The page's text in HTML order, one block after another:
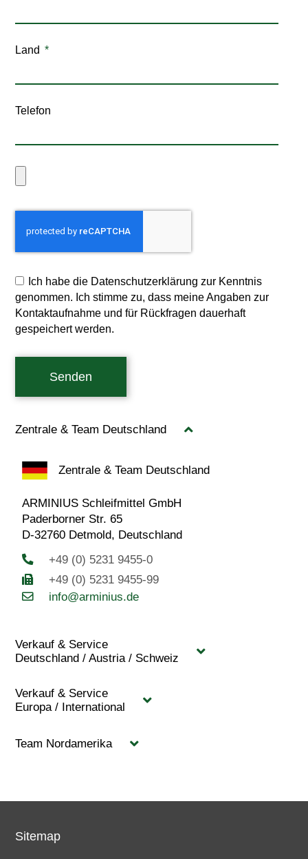
Land
Telefon
Ich habe die Datenschutzerklärung zur Kenntnis
genommen. Ich stimme zu, dass meine Angaben zur
Kontaktaufnahme und für Rückfragen dauerhaft
gespeichert werden.
Senden
Zentrale & Team Deutschland
Zentrale & Team Deutschland
ARMINIUS Schleifmittel GmbH
Paderborner Str. 65
D-32760 Detmold, Deutschland
+49 (0) 5231 9455-0
+49 (0) 5231 9455-99
info@arminius.de
Verkauf & Service
Deutschland / Austria / Schweiz
Verkauf & Service
Europa / International
Team Nordamerika
Sitemap